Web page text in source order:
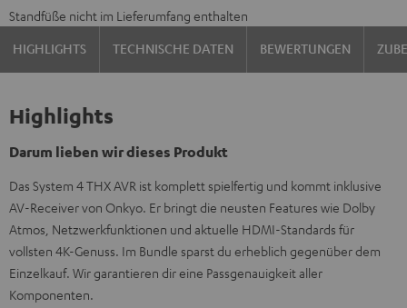
Standfüße nicht im Lieferumfang enthalten
HIGHLIGHTS
TECHNISCHE DATEN BEWERTUNGEN
Highlights
Darum lieben wir dieses Produkt
Das System 4 THX AVR ist komplett spielfertig und kommt inklusive
AV-Receiver von Onkyo. Er bringt die neusten Features wie Dolby
Atmos, Netzwerkfunktionen und aktuelle HDMI-Standards für
vollsten 4K-Genuss. Im Bundle sparst du erheblich gegenüber dem
Einzelkauf. Wir garantieren dir eine Passgenauigkeit aller
Komponenten.